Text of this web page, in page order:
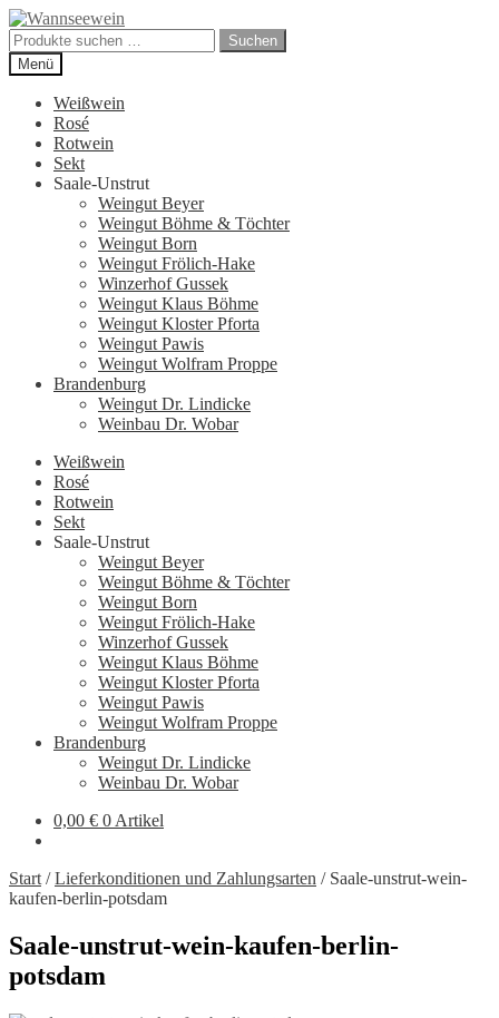
Zur
Navigation
springen
Zum
Inhalt
springen
Suchen
nach:
Suchen
Menü
Weißwein
Rosé
Rotwein
Sekt
Saale-Unstrut
Weingut Beyer
Weingut Böhme & Töchter
Weingut Born
Weingut Frölich-Hake
Winzerhof Gussek
Weingut Klaus Böhme
Weingut Kloster Pforta
Weingut Pawis
Weingut Wolfram Proppe
Brandenburg
Weingut Dr. Lindicke
Weinbau Dr. Wobar
Weißwein
Rosé
Rotwein
Sekt
Saale-Unstrut
Weingut Beyer
Weingut Böhme & Töchter
Weingut Born
Weingut Frölich-Hake
Winzerhof Gussek
Weingut Klaus Böhme
Weingut Kloster Pforta
Weingut Pawis
Weingut Wolfram Proppe
Brandenburg
Weingut Dr. Lindicke
Weinbau Dr. Wobar
0,00 € 0 Artikel
Start /Lieferkonditionen und Zahlungsarten / Saale-unstrut-wein-
kaufen-berlin-potsdam
Saale-unstrut-wein-kaufen-berlin-
potsdam